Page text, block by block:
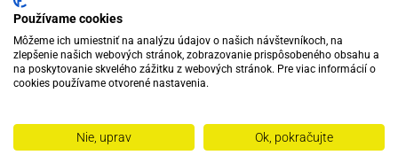
Vodotesný diaľkový ovládač 2ks.
zamkne, odomkne, naštartuje a vyhľadá motocykel
Ochrana okruhu zapaľovania.
125 dB siréna.
Jednoduchá montáž.
Používame cookies
Môžeme ich umiestniť na analýzu údajov o našich návštevníkoch, na
zlepšenie našich webových stránok, zobrazovanie prispôsobeného obsahu a
na poskytovanie skvelého zážitku z webových stránok. Pre viac informácií o
cookies používame otvorené nastavenia.
Nie, uprav Ok, pokračujte